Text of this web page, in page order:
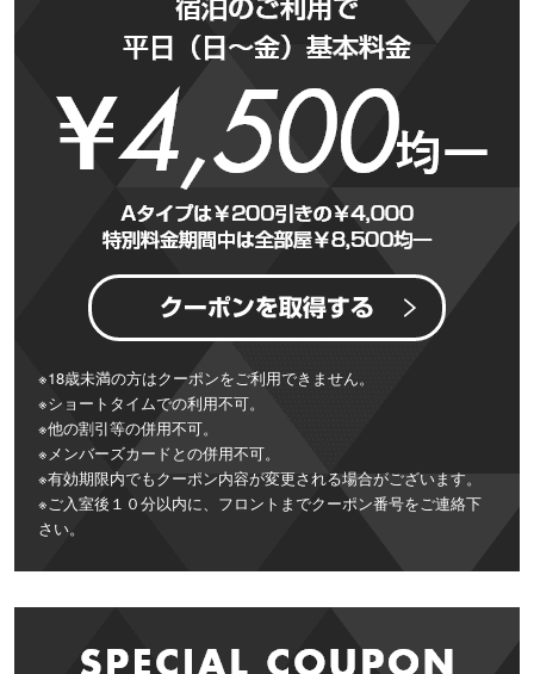
※18歳未満の方はクーポンをご利用できません。
※ショートタイムでの利用不可。
※他の割引等の併用不可。
※メンバーズカードとの併用不可。
※有効期限内でもクーポン内容が変更される場合がございます。
※ご入室後１０分以内に、フロントまでクーポン番号をご連絡下
さい。